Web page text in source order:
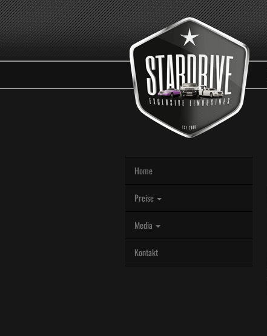
Home
Preise
Media
Kontakt